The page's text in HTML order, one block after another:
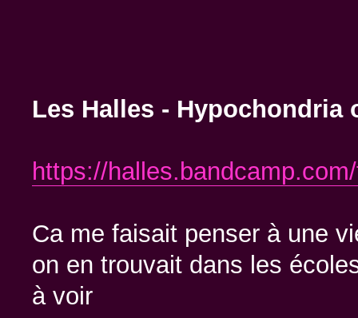
Les Halles - Hypochondria
https://
Ca me faisait penser à une
on en trouvait dans les
à voir